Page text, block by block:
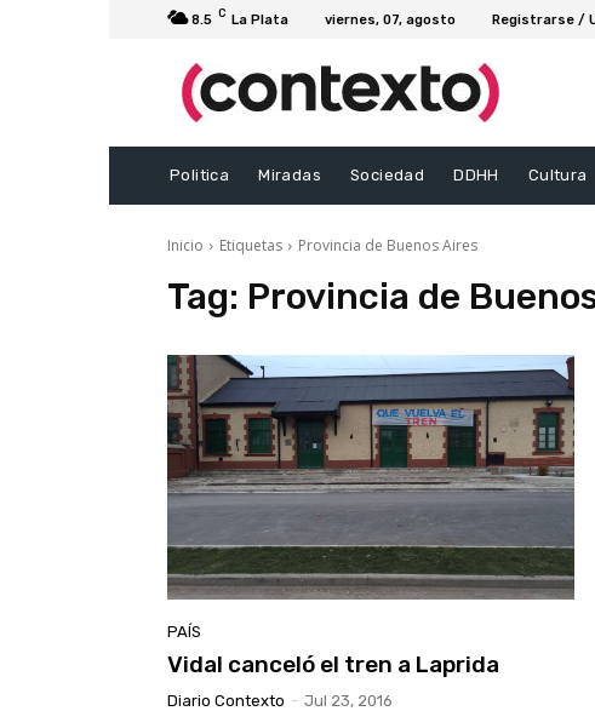
8.5 C La Plata viernes, 07, agosto Registrarse /
Politica Miradas Sociedad DDHH Cultura
Inicio Etiquetas Provincia de Buenos Aires
Tag: Provincia de
PAÍS
Vidal canceló el tren a Laprida
Diario Contexto - Jul 23, 2016